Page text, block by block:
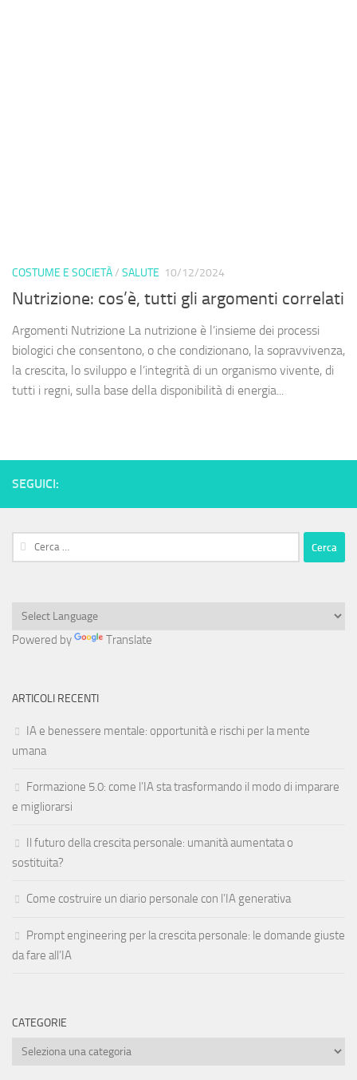
COSTUME E SOCIETÀ/ SALUTE 10/12/2024
Nutrizione: cos’è, tutti gli argomenti correlati
Argomenti Nutrizione La nutrizione è l’insieme dei processi
biologici che consentono, o che condizionano, la sopravvivenza,
la crescita, lo sviluppo e l’integrità di un organismo vivente, di
tutti i regni, sulla base della disponibilità di energia...
SEGUICI:
Ricerca
per:
Powered by Translate
ARTICOLI RECENTI
IA e benessere mentale: opportunità e rischi per la mente
umana
Formazione 5.0: come l’IA sta trasformando il modo di imparare
e migliorarsi
Il futuro della crescita personale: umanità aumentata o
sostituita?
Come costruire un diario personale con l’IA generativa
Prompt engineering per la crescita personale: le domande giuste
da fare all’IA
CATEGORIE
Categorie